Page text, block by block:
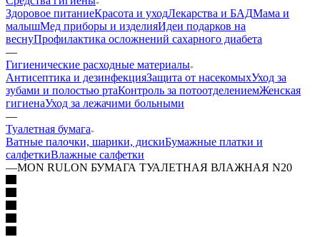
Здоровое питаниеКрасота и уходЛекарства и БАДМама и
малышМед приборы и изделияИдеи подарков на
веснуПрофилактика осложнений сахарного диабета
—
Гигиенические расходные материалы
Антисептика и дезинфекцияЗащита от насекомыхУход за
зубами и полостью ртаКонтроль за потоотделениемЖенская
гигиенаУход за лежачими больными
—
Туалетная бумага
Ватные палочки, шарики, дискиБумажные платки и
салфеткиВлажные салфетки
—MON RULON БУМАГА ТУАЛЕТНАЯ ВЛАЖНАЯ N20